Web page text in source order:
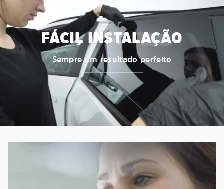
FÁCIL INSTALAÇÃO
Sempre um resultado perfeito